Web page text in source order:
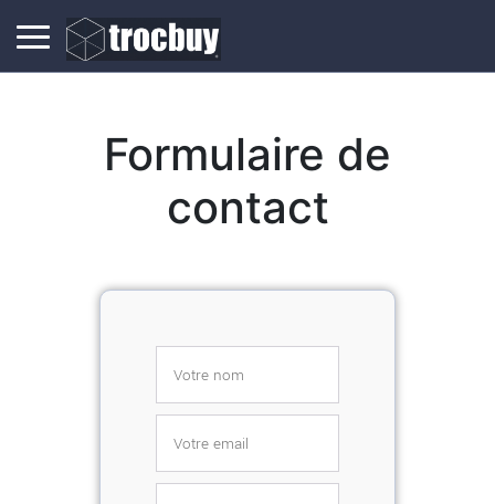
Formulaire de
contact